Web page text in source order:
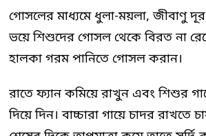
গোসলের মাধ্যমে ধুলা-ময়লা, জীবাণু
ভয়ে শিশুদের গোসল থেকে বিরত না
হালকা গরম পানিতে গোসল করান।
রাতে ফ্যান কমিয়ে রাখুন এবং শিশুর
দিয়ে দিন। বাচ্চারা গায়ে চাদর রাখতে